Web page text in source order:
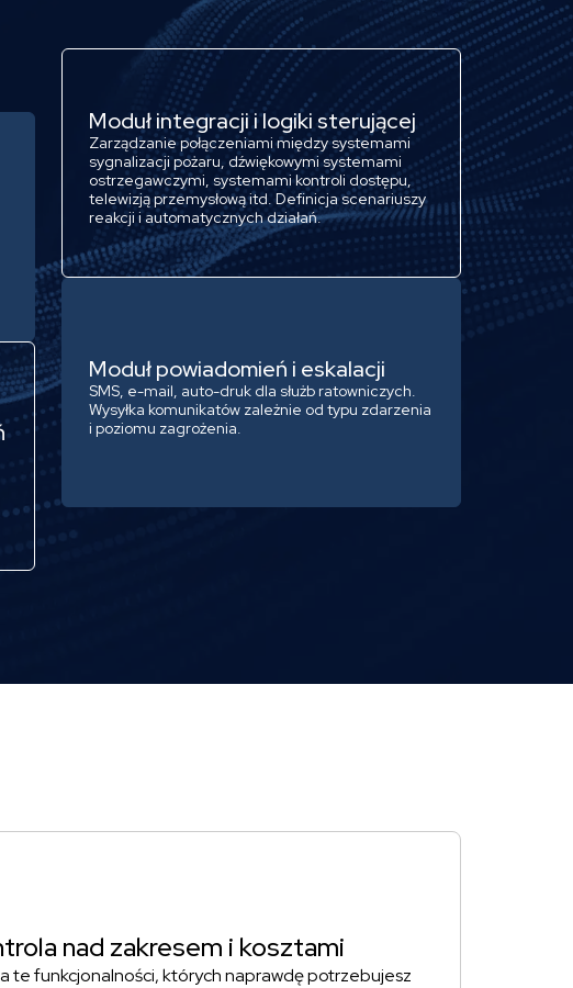
Moduł integracji i logiki sterującej
Zarządzanie połączeniami między systemami
sygnalizacji pożaru, dźwiękowymi systemami
ostrzegawczymi, systemami kontroli dostępu,
telewizją przemysłową itd. Definicja scenariuszy
reakcji i automatycznych działań.
Moduł powiadomień i eskalacji
SMS, e-mail, auto-druk dla służb ratowniczych.
Wysyłka komunikatów zależnie od typu zdarzenia
i poziomu zagrożenia.
nad zakresem i kosztami
te funkcjonalności, których naprawdę potrzebujesz